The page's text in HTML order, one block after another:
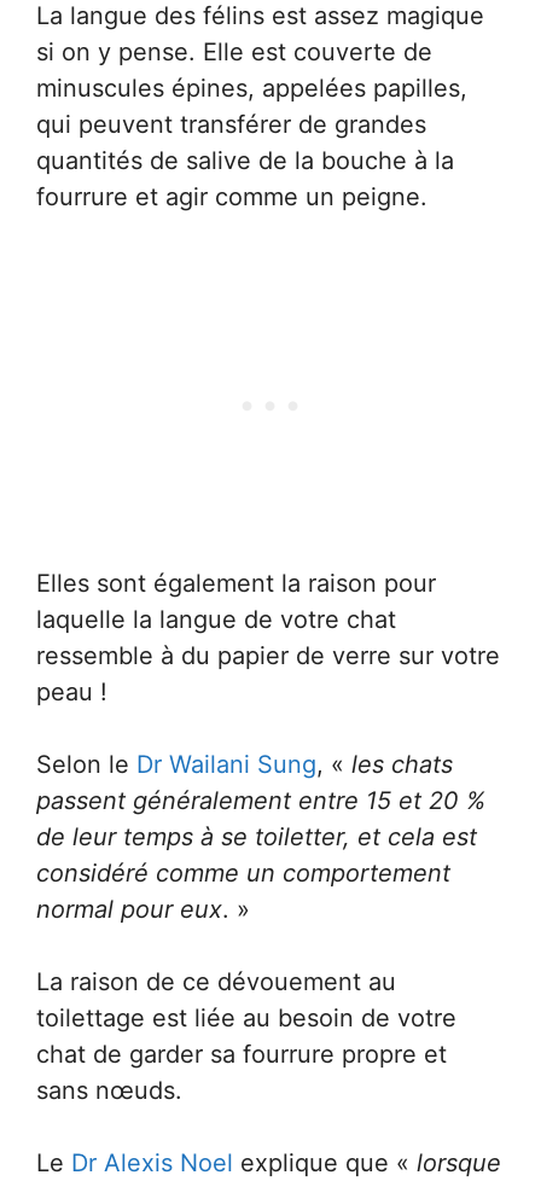
La langue des félins est assez magique
si on y pense. Elle est couverte de
minuscules épines, appelées papilles,
qui peuvent transférer de grandes
quantités de salive de la bouche à la
fourrure et agir comme un peigne.
Elles sont également la raison pour
laquelle la langue de votre chat
ressemble à du papier de verre sur votre
peau !
Selon le Dr Wailani Sung, « les chats
passent généralement entre 15 et 20 %
de leur temps à se toiletter, et cela est
considéré comme un comportement
normal pour eux. »
La raison de ce dévouement au
toilettage est liée au besoin de votre
chat de garder sa fourrure propre et
sans nœuds.
Le Dr Alexis Noel explique que « lorsque